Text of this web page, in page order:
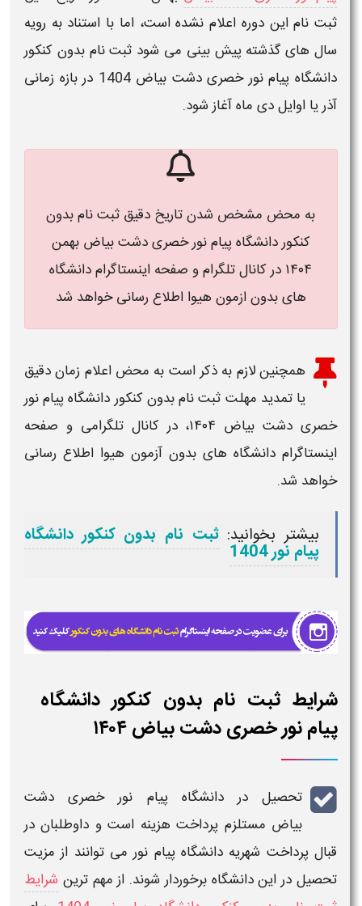
ثبت ناماین دوره اعلام نشده است، اما با استناد به رویه
سال های گذشته پیش بینی می شود ثبت نام بدون کنکور
دانشگاه پیام نور خصری دشت بیاض 1404
در بازه زمانی
آذر یا اوایل دی ماه آغاز شود.
به محض مشخص شدنتاریخ دقیق ثبت نام بدون
کنکور دانشگاه پیام نور خصری دشت بیاض بهمن
۱۴۰۴ در کانال تلگرام و صفحه اینستاگرام دانشگاه
های بدون ازمون هیوا اطلاع رسانی خواهد شد
همچنین لازم به ذکر است به محض اعلام زماندقیق
یا تمدید مهلت ثبت نام بدون کنکور دانشگاه پیام نور
خصری دشت بیاض ۱۴۰۴
، در کانال تلگرامی و صفحه
اینستاگرام دانشگاه های بدون آزمون هیوا اطلاع رسانی
خواهد شد.
بیشتر بخوانید: ثبت نام بدون کنکور دانشگاه
پیام نور 1404
شرایط ثبت نام بدون کنکور دانشگاه
پیام نور خصری دشت بیاض ۱۴۰۴
تحصیل دردانشگاه پیام نور خصری دشت
بیاض مستلزم پرداخت هزینه است و داوطلبان در
قبال پرداخت شهریه دانشگاه پیام نور می توانند از مزیت
تحصیل در این دانشگاه برخوردار شوند. از مهم ترین شرایط